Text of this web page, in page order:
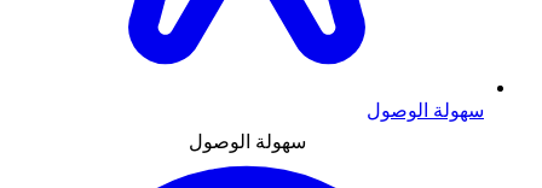
سهولة الوصول
سهولة الوصول